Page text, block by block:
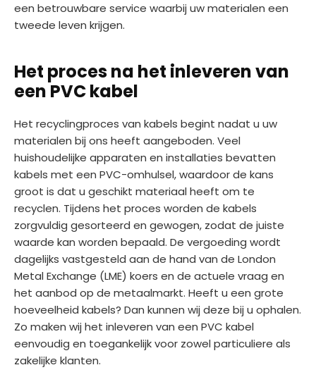
een betrouwbare service waarbij uw materialen een
tweede leven krijgen.
Het proces na het inleveren van
een PVC kabel
Het recyclingproces van kabels begint nadat u uw
materialen bij ons heeft aangeboden. Veel
huishoudelijke apparaten en installaties bevatten
kabels met een PVC-omhulsel, waardoor de kans
groot is dat u geschikt materiaal heeft om te
recyclen. Tijdens het proces worden de kabels
zorgvuldig gesorteerd en gewogen, zodat de juiste
waarde kan worden bepaald. De vergoeding wordt
dagelijks vastgesteld aan de hand van de London
Metal Exchange (LME) koers en de actuele vraag en
het aanbod op de metaalmarkt. Heeft u een grote
hoeveelheid kabels? Dan kunnen wij deze bij u ophalen.
Zo maken wij het inleveren van een PVC kabel
eenvoudig en toegankelijk voor zowel particuliere als
zakelijke klanten.